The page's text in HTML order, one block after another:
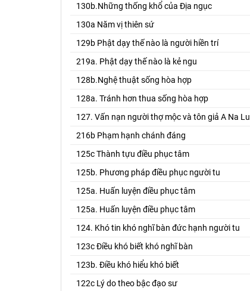
130b.Những thống khổ của Địa ngục
130a Năm vị thiên sứ
129b Phật dạy thế nào là người hiền trí
219a. Phật dạy thế nào là kẻ ngu
128b.Nghệ thuật sống hòa hợp
128a. Tránh hơn thua sống hòa hợp
127. Vấn nạn người thợ mộc và tôn giả A Na
216b Phạm hạnh chánh đáng
125c Thành tựu điều phục tâm
125b. Phương pháp điều phục người tu
125a. Huấn luyện điều phục tâm
125a. Huấn luyện điều phục tâm
124. Khó tin khó nghĩ bàn đức hạnh người tu
123c Điều khó biết khó nghĩ bàn
123b. Điều khó hiểu khó biết
122c Lý do theo bậc đạo sư